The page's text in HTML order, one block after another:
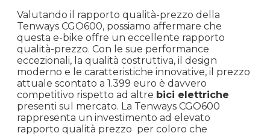
Valutando il rapporto qualità-prezzo della
Tenways CGO600, possiamo affermare che
questa e-bike offre un eccellente rapporto
qualità-prezzo. Con le sue performance
eccezionali, la qualità costruttiva, il design
moderno e le caratteristiche innovative, il prezzo
attuale scontato a 1.399 euro è davvero
competitivo rispetto ad altre bici elettriche
presenti sul mercato. La Tenways CGO600
rappresenta un investimento ad elevato
rapporto qualità prezzo per coloro che